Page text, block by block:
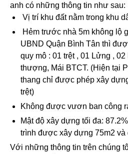
anh có những thông tin như sau:
Vị trí khu đất nằm trong khu
Hẻm trước nhà 5m không lộ
UBND Quận Bình Tân thì
quy mô : 01 trệt , 01 Lửng ,
thượng, Mái BTCT. (Hiện tại
thang chỉ được phép xây
trệt)
Không được vươn ban công
Mật độ xây dựng tối đa:
trình được xây dựng 75m2 và
Với những thông tin trên chúng